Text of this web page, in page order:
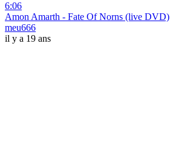
6:06
Amon Amarth - Fate Of Norns (live DVD)
meu666
il y a 19 ans